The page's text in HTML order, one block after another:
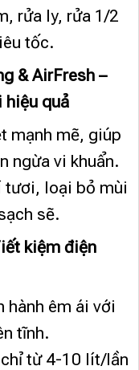
rửa ly, rửa 1/2
tốc.
& AirFresh –
hiệu quả
mạnh mẽ, giúp
ngừa vi khuẩn.
tươi, loại bỏ mùi
sẽ.
kiệm điện
hành êm ái với
tĩnh.
từ 4-10 lít/lần